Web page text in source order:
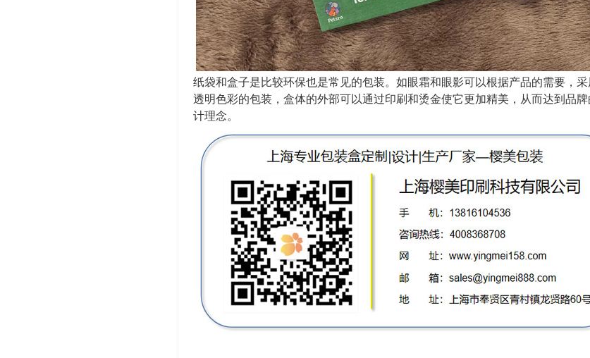
纸袋和盒子是比较环保也是常见的包装。如眼霜和眼影可以根据产品的需要，
透明色彩的包装，盒体的外部可以通过印刷和烫金使它更加精美，从而达到品牌
计理念。